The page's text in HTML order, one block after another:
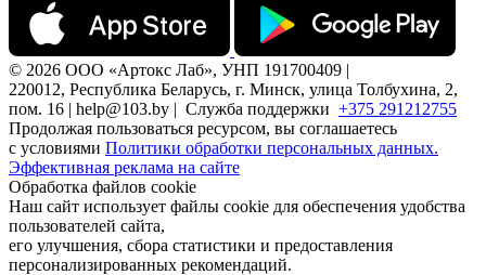
© 2026 ООО «Артокс Лаб», УНП 191700409 |
220012, Республика Беларусь, г. Минск, улица Толбухина, 2,
пом. 16 | help@103.by | Служба поддержки +375 291212755
Продолжая пользоваться ресурсом, вы соглашаетесь
с условиями Политики обработки персональных данных.
Эффективная реклама на сайте
Обработка файлов cookie
Наш сайт использует файлы cookie для обеспечения удобства
пользователей сайта,
его улучшения, сбора статистики и предоставления
персонализированных рекомендаций.